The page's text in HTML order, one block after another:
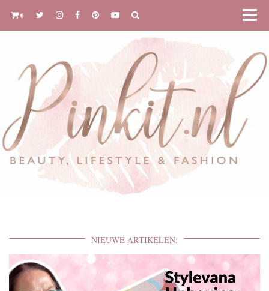
0
NIEUWE ARTIKELEN: